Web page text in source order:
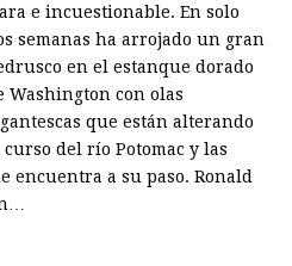
e incuestionable. En solo
semanas ha arrojado un gran
en el estanque dorado
Washington con olas
que están alterando
curso del río Potomac y las
encuentra a su paso. Ronald